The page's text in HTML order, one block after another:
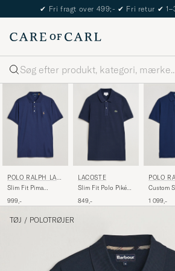
The Care of Carl
Søg
POLO RALPH LAU
REN
Slim Fit Pima
Navy
999,-
LACOSTE
Slim Fit Polo Piké
849,-
POLO
REN
Custom
1 099,-
TØJ / POLOTRØJER